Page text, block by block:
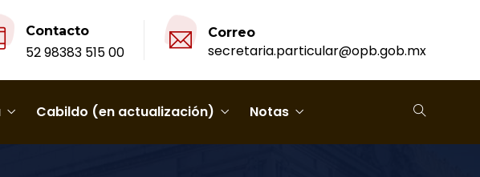
Contacto
52 98383 515 00
Correo
secretaria.particular@opb.gob.mx
Cabildo (en actualización) Notas